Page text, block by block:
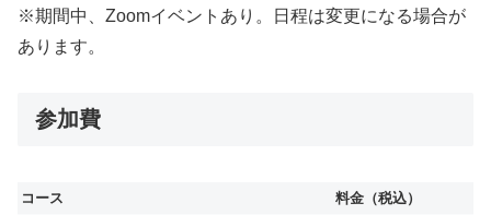
※期間中、Zoomイベントあり。日程は変更になる場合が
あります。
参加費
コース
料金（税込）